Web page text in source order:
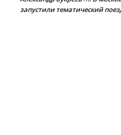
запустили тематический